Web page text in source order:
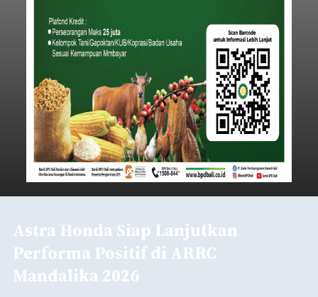
Astra Honda Siap Lanjutkan
Performa Positif di ARRC
Mandalika 2026